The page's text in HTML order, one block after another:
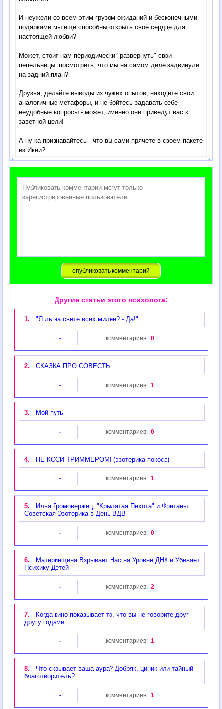
И неужели со всем этим грузом ожиданий и бесконечными
подарками мы еще способны открыть своё сердце для
настоящей любви?
Может, стоит нам периодически "развернуть" свои
пепельницы, посмотреть, что мы на самом деле задвинули
на задний план?
Друзья, делайте выводы из чужих опытов, находите свои
аналогичные метафоры, и не бойтесь задавать себе
неудобные вопросы - может, именно они приведут вас к
заветной цели!
А ну-ка признавайтесь - что вы сами прячете в своем пакете
из Икеи?
Другие статьи этого психолога:
1. "Я ль на свете всех милее? - Да!"
- комментариев: 0
2. СКАЗКА ПРО СОВЕСТЬ
- комментариев: 1
3. Мой путь
- комментариев: 0
4. НЕ КОСИ ТРИММЕРОМ! (эзотерика покоса)
- комментариев: 1
5.
Илья Громовержец, "Крылатая Пехота" и Фонтаны:
Советская Эзотерика в День ВДВ
- комментариев: 0
6.
Материнщина Взрывает Нас на Уровне ДНК и Убивает
Психику Детей
- комментариев: 2
7.
Когда кино показывает то, что вы не говорите друг
другу годами.
- комментариев: 1
8.
Что скрывает ваша аура? Добряк, циник или тайный
благотворитель?
- комментариев: 1